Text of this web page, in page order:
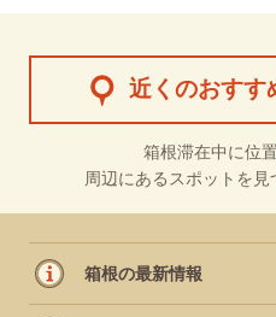
近くのおすす
箱根滞在中に位
周辺にあるスポットを見
箱根の最新情報